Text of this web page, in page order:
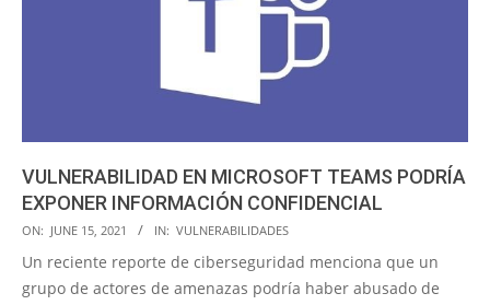
VULNERABILIDAD EN MICROSOFT TEAMS PODRÍA
EXPONER INFORMACIÓN CONFIDENCIAL
2021-
06-
ON: JUNE 15, 2021 IN: VULNERABILIDADES
Un reciente reporte de ciberseguridad menciona que un
grupo de actores de amenazas podría haber abusado de